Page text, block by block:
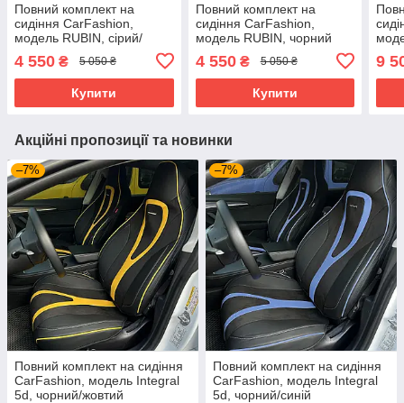
Повний комплект на
сидіння CarFashion,
модель RUBIN, сірий/
4 550 ₴ 5 050 ₴
Купити
Повний комплект на
сидіння CarFashion,
модель RUBIN, чорний
4 550₴ 5 050 ₴
Купити
9
Акційні пропозиції та новинки
–7%
Повний комплект на сидіння
CarFashion, модель Integral
5d, чорний/жовтий
–7%
Повний комплект на сидіння
CarFashion, модель Integral
5d, чорний/синій